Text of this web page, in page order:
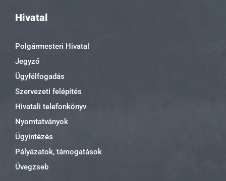
Hivatal
Polgármesteri Hivatal
Jegyző
Ügyfélfogadás
Szervezeti felépítés
Hivatali telefonkönyv
Nyomtatványok
Ügyintézés
Pályázatok, támogatások
Üvegzseb